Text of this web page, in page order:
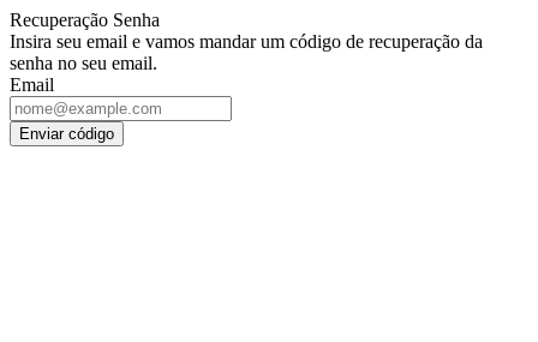
Recuperação Senha
Insira seu email e vamos mandar um código de recuperação da
senha no seu email.
Email
Enviar código